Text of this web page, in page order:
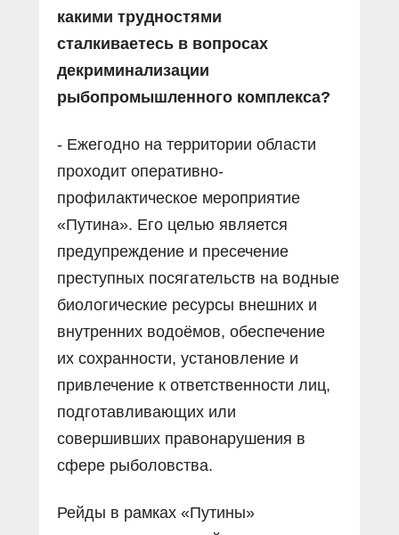
какими трудностями
сталкиваетесь в вопросах
декриминализации
рыбопромышленного комплекса?
- Ежегодно на территории области
проходит оперативно-
профилактическое мероприятие
«Путина». Его целью является
предупреждение и пресечение
преступных посягательств на водные
биологические ресурсы внешних и
внутренних водоëмов, обеспечение
их сохранности, установление и
привлечение к ответственности лиц,
подготавливающих или
совершивших правонарушения в
сфере рыболовства.
Рейды в рамках «Путины»